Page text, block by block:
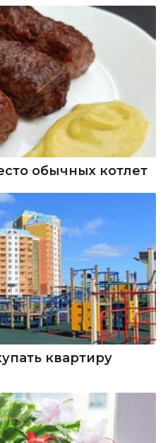
обычных котлет
квартиру